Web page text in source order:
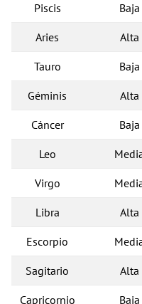
Piscis Baja
Aries Alta
Tauro Baja
Géminis Alta
Cáncer Baja
Leo
Virgo
Libra Alta
Escorpio
Sagitario Alta
Capricornio Baja